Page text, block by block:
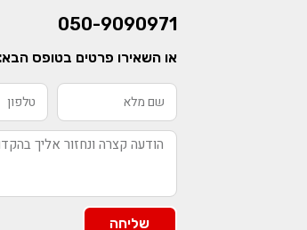
050-9090971
או השאירו פרטים בטופס הבא:
שליחה